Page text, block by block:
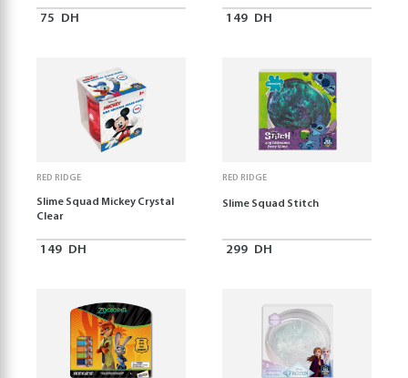
75 DH 149 DH
RED RIDGE
Slime Squad Mickey Crystal
Clear
149 DH
RED RIDGE
Slime Squad Stitch
299 DH